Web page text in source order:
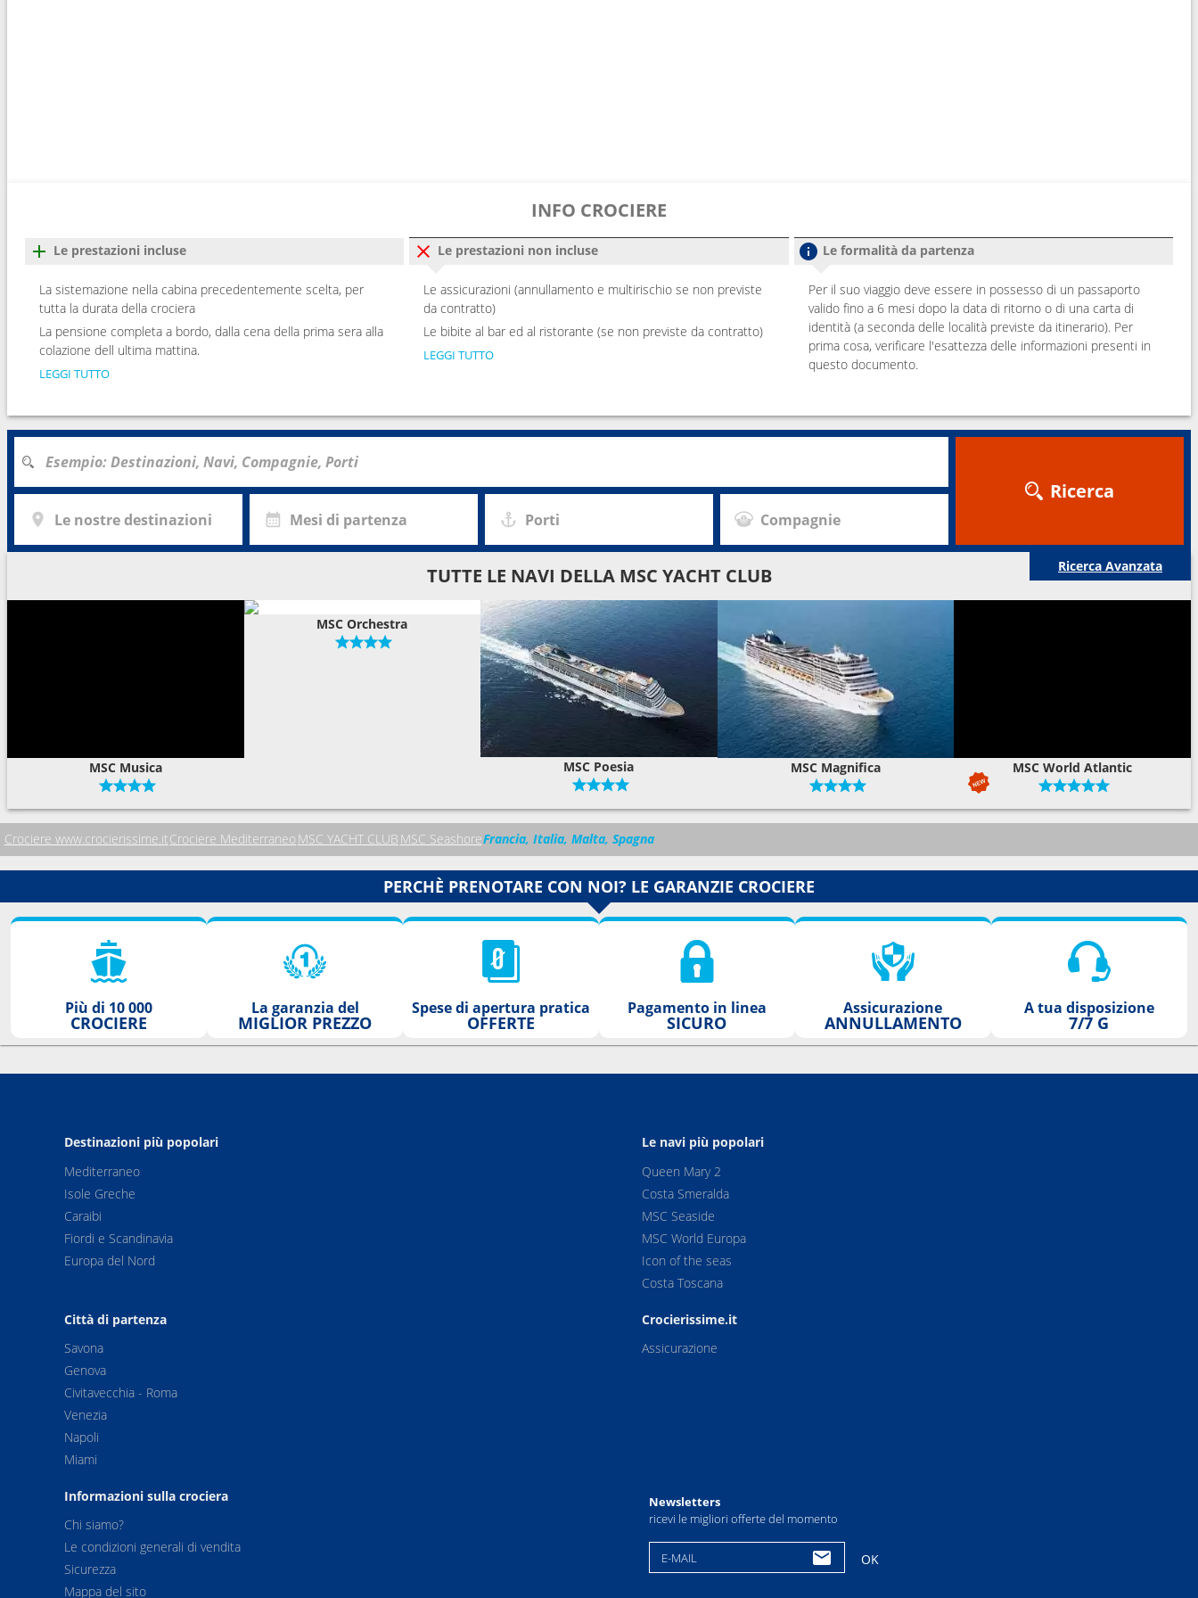
INFO CROCIERE
Le prestazioni incluse
La sistemazione nella cabina precedentemente scelta, per
tutta la durata della crociera
La pensione completa a bordo, dalla cena della prima sera alla
colazione dell ultima mattina.
LEGGI TUTTO
Le prestazioni non incluse
Le assicurazioni (annullamento e multirischio se non previste
da contratto)
Le bibite al bar ed al ristorante (se non previste da contratto)
LEGGI TUTTO
Le formalità da partenza
Per il suo viaggio deve essere in possesso di un passaporto
valido fino a 6 mesi dopo la data di ritorno o di una carta di
identità (a seconda delle località previste da itinerario). Per
prima cosa, verificare l'esattezza delle informazioni presenti in
questo documento.
Le nostre destinazioni Mesi di partenza Porti Compagnie
Ricerca
Ricerca Avanzata
TUTTE LE NAVI DELLA MSC YACHT CLUB
MSC Musica
MSC Orchestra
MSC Poesia MSC Magnifica MSC World Atlantic
Crociere www.crocierissime.itCrociere Mediterraneo MSC YACHT CLUB MSC SeashoreFrancia, Italia, Malta, Spagna
PERCHÈ PRENOTARE CON NOI? LE GARANZIE CROCIERE
Più di 10 000
CROCIERE
La garanzia del
MIGLIOR PREZZO
Spese di apertura pratica
OFFERTE
Pagamento in linea
SICURO
Assicurazione
ANNULLAMENTO
A tua disposizione
7/7 G
Destinazioni più popolari
Mediterraneo
Isole Greche
Caraibi
Fiordi e Scandinavia
Europa del Nord
Le navi più popolari
Queen Mary 2
Costa Smeralda
MSC Seaside
MSC World Europa
Icon of the seas
Costa Toscana
Città di partenza
Savona
Genova
Civitavecchia - Roma
Venezia
Napoli
Miami
Crocierissime.it
Assicurazione
Informazioni sulla crociera
Chi siamo?
Le condizioni generali di vendita
Sicurezza
Mappa del sito
Newsletters
ricevi le migliori offerte del momento
E-MAIL OK